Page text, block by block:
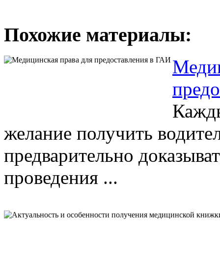
Похожие материалы:
желание получить
предварительно
проведения ...